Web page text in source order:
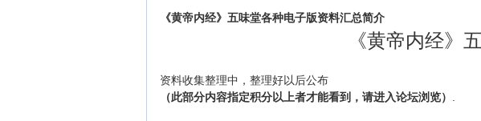
《黄帝内经》五味堂各种电子版资料汇总简介
《黄帝内经》
资料收集整理中，整理好以后公布
（此部分内容指定积分以上者才能看到，请进入论坛浏览）